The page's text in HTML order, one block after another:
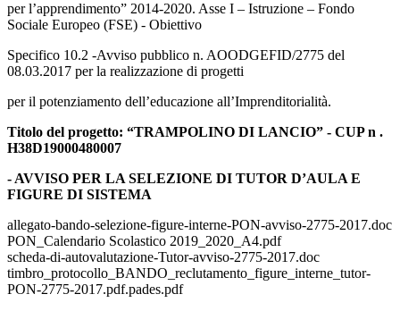
per l’apprendimento” 2014-2020. Asse I – Istruzione – Fondo
Sociale Europeo (FSE) - Obiettivo
Specifico 10.2 -Avviso pubblico n. AOODGEFID/2775 del
08.03.2017 per la realizzazione di progetti
per il potenziamento dell’educazione all’Imprenditorialità.
Titolo del progetto: “TRAMPOLINO DI LANCIO” - CUP n .
H38D19000480007
- AVVISO PER LA SELEZIONE DI TUTOR D’AULA E
FIGURE DI SISTEMA
allegato-bando-selezione-figure-interne-PON-avviso-2775-2017.doc
PON_Calendario Scolastico 2019_2020_A4.pdf
scheda-di-autovalutazione-Tutor-avviso-2775-2017.doc
timbro_protocollo_BANDO_reclutamento_figure_interne_tutor-
PON-2775-2017.pdf.pades.pdf